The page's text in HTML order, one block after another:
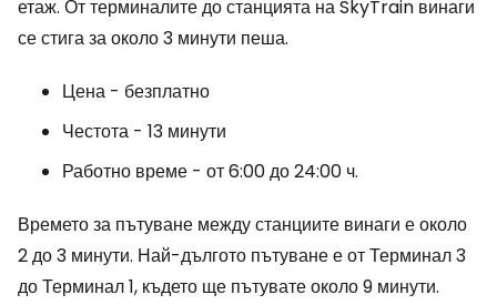
етаж. От терминалите до станцията на SkyTrain винаги
се стига за около 3 минути пеша.
Цена - безплатно
Честота - 13 минути
Работно време - от 6:00 до 24:00 ч.
Времето за пътуване между станциите винаги е около
2 до 3 минути. Най-дългото пътуване е от Терминал 3
до Терминал 1, където ще пътувате около 9 минути.